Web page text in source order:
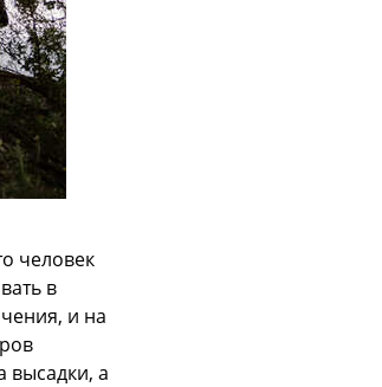
человек
в
и на
высадки, а